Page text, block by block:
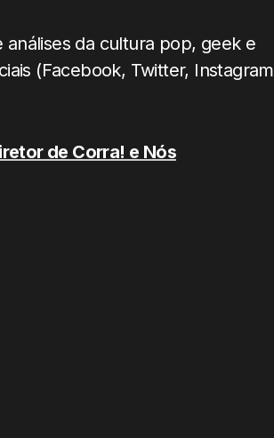
análises da cultura pop, geek e
(Facebook, Twitter, Instagram
de Corra! e Nós